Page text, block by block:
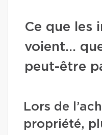
Ce que les
voient…
peut-être
Lors de
propriété,